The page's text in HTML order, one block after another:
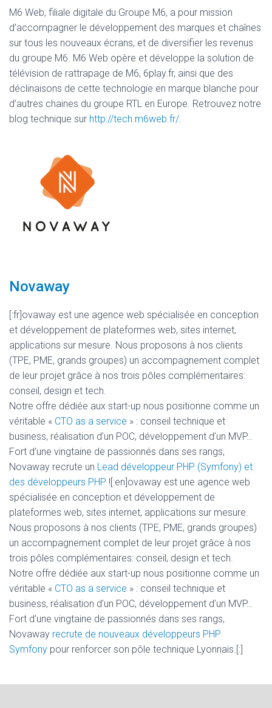
M6 Web, filiale digitale du Groupe M6, a pour mission
d’accompagner le développement des marques et chaînes
sur tous les nouveaux écrans, et de diversifier les revenus
du groupe M6. M6 Web opère et développe la solution de
télévision de rattrapage de M6, 6play.fr, ainsi que des
déclinaisons de cette technologie en marque blanche pour
d’autres chaines du groupe RTL en Europe. Retrouvez notre
blog technique sur http://tech.m6web.fr/.
Novaway
[:fr]ovaway est une agence web spécialisée en conception
et développement de plateformes web, sites internet,
applications sur mesure. Nous proposons à nos clients
(TPE, PME, grands groupes) un accompagnement complet
de leur projet grâce à nos trois pôles complémentaires:
conseil, design et tech.
Notre offre dédiée aux start-up nous positionne comme un
véritable « CTO as a service » : conseil technique et
business, réalisation d’un POC, développement d’un MVP…
Fort d’une vingtaine de passionnés dans ses rangs,
Novaway recrute un Lead développeur PHP (Symfony) et
des développeurs PHP ![:en]ovaway est une agence web
spécialisée en conception et développement de
plateformes web, sites internet, applications sur mesure.
Nous proposons à nos clients (TPE, PME, grands groupes)
un accompagnement complet de leur projet grâce à nos
trois pôles complémentaires: conseil, design et tech.
Notre offre dédiée aux start-up nous positionne comme un
véritable « CTO as a service » : conseil technique et
business, réalisation d’un POC, développement d’un MVP…
Fort d’une vingtaine de passionnés dans ses rangs,
Novaway recrute de nouveaux développeurs PHP
Symfony pour renforcer son pôle technique Lyonnais.[:]